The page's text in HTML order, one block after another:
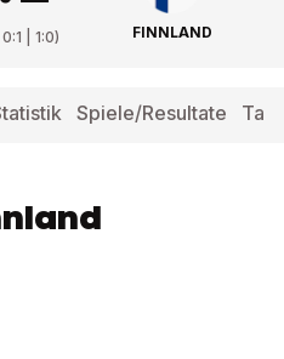
| 1:0) FINNLAND
Spiele/Resultate